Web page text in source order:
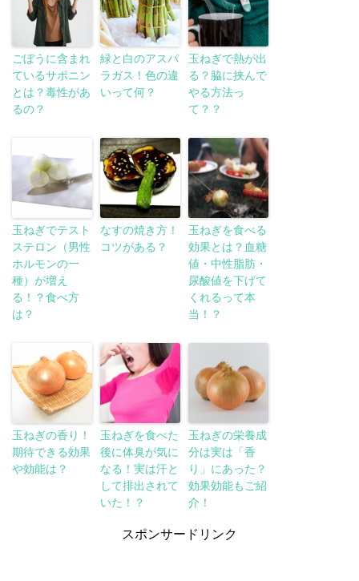
ごぼうに含まれ
ているサポニン
とは？毒性があ
るの？
緑と白のアスパ
ラガス！色の違
いって何？
玉ねぎで熱が出
る？脇に挟んで
やる方法っ
て？？
玉ねぎでテスト
ステロン（男性
ホルモンの一
種）が増え
る！？食べ方
は？
なすの焼き方！
コツがある？
玉ねぎを食べる
効果とは？血糖
値・中性脂肪・
尿酸値を下げて
くれるって本
当！？
玉ねぎの香り！
期待できる効果
や効能は？
玉ねぎを食べた
後に体臭が気に
なる！実は汗と
して排出されて
いた！？
玉ねぎの栄養成
分は実は「香
り」にあった？
効果効能もご紹
介！
スポンサードリンク